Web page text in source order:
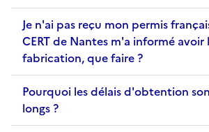
Je n'ai pas reçu mon permis
CERT de Nantes m'a informé avoir
fabrication, que faire ?
Pourquoi les délais d'obtention
longs ?